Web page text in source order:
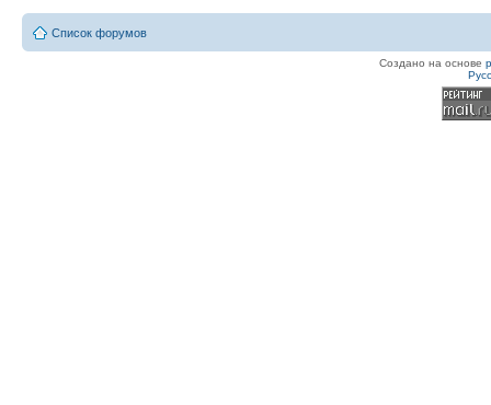
Список форумов
Создано на основе